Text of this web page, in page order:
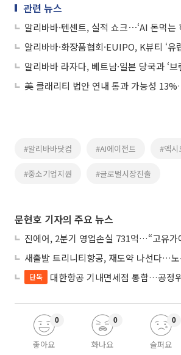
관련 뉴스
알리바바·텐센트, 실적 쇼크⋯‘AI 돈먹는
#알리바바닷컴 #AI에이전트 #엑시
#중소기업지원 #글로벌시장진출
문현호 기자의 주요 뉴스
단독 대한항공 기내면세점 통합…공정위 “독과점
좋아요
0
화나요
0
슬퍼요
0